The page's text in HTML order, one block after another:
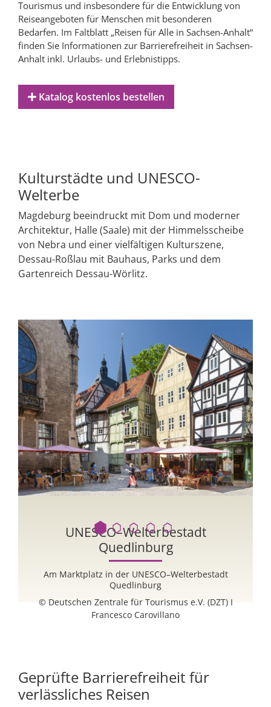
Tourismus und insbesondere für die Entwicklung von
Reiseangeboten für Menschen mit besonderen
Bedarfen. Im Faltblatt „Reisen für Alle in Sachsen-Anhalt“
finden Sie Informationen zur Barrierefreiheit in Sachsen-
Anhalt inkl. Urlaubs- und Erlebnistipps.
Katalog kostenlos bestellen
Kulturstädte und UNESCO-
Welterbe
Magdeburg beeindruckt mit Dom und moderner
Architektur, Halle (Saale) mit der Himmelsscheibe
von Nebra und einer vielfältigen Kulturszene,
Dessau-Roßlau mit Bauhaus, Parks und dem
Gartenreich Dessau-Wörlitz.
UNESCO–Welterbestadt
Quedlinburg
Am Marktplatz in der UNESCO–Welterbestadt
Quedlinburg
© Deutschen Zentrale für Tourismus e.V. (DZT) I
Francesco Carovillano
Geprüfte Barrierefreiheit für
verlässliches Reisen